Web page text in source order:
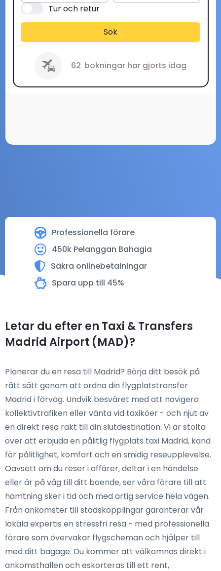
Professionella förare
450k Pelanggan Bahagia
Säkra onlinebetalningar
Spara upp till 45%
Tur och retur
Sök
62 bokningar har gjorts idag
Letar du efter en Taxi & Transfers
Madrid Airport (MAD)?
Planerar du en resa till Madrid? Börja ditt besök på
rätt sätt genom att ordna din flygplatstransfer
Madrid i förväg. Undvik besväret med att navigera
kollektivtrafiken eller vänta vid taxiköer - och njut av
en direkt resa rakt till din slutdestination. Vi är stolta
över att erbjuda en pålitlig flygplats taxi Madrid, känd
för pålitlighet, komfort och en smidig reseupplevelse.
Oavsett om du reser i affärer, deltar i en händelse
eller är på väg till ditt boende, ser våra förare till att
hämtning sker i tid och med artig service hela vägen.
Från ankomster till stadskopplingar garanterar vår
lokala expertis en stressfri resa - med professionella
förare som övervakar flygscheman och hjälper till
med ditt bagage. Du kommer att välkomnas direkt i
ankomsthallen och eskorteras till ett rent,